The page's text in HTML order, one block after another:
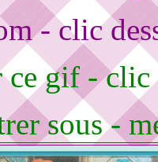
- clic
ce gif -
sous -